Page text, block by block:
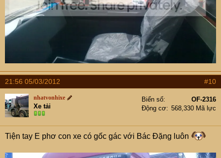
21:56 05/03/2012 #10
nhatvonhixe
Xe tải
Biển số
OF-2316
Động cơ
568,330 Mã lực
Tiện tay E phơ con xe có gốc gác với Bác Đặng luôn